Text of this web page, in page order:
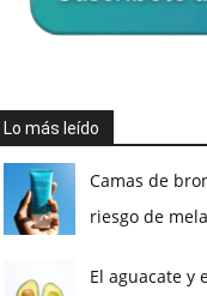
Lo más leído
Camas de
riesgo de
El aguacate y